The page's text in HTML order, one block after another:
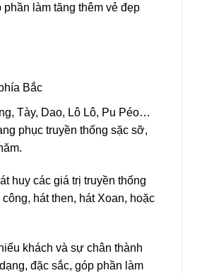
làm tăng thêm vẻ đẹp
Tày, Dao, Lô Lô, Pu Péo…
phục truyền thống sặc sỡ,
huy các giá trị truyền thống
hát then, hát Xoan, hoặc
khách và sự chân thành
đặc sắc, góp phần làm